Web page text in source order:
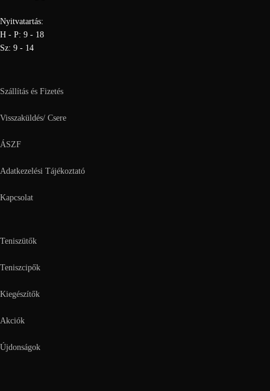
Nyitvatartás:
H - P: 9 - 18
Sz: 9 - 14
Szállítás és Fizetés
Visszaküldés/ Csere
ÁSZF
Adatkezelési Tájékoztató
Kapcsolat
Teniszütők
Teniszcipők
Kiegészítők
Akciók
Újdonságok